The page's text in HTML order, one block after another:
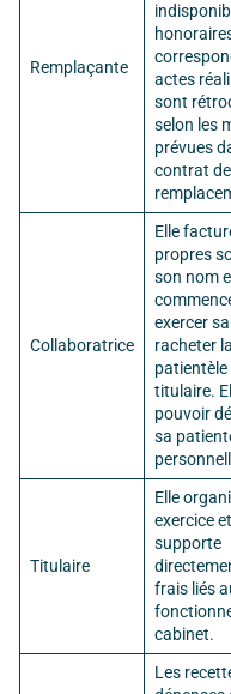
Remplaçante
actes
sont
selon les
prévues
contrat de
Collaboratrice
Elle
propres
son nom
exercer
racheter la
patientèle
titulaire.
pouvoir
sa
Titulaire
Elle
exercice et
supporte
frais liés
cabinet.
Les